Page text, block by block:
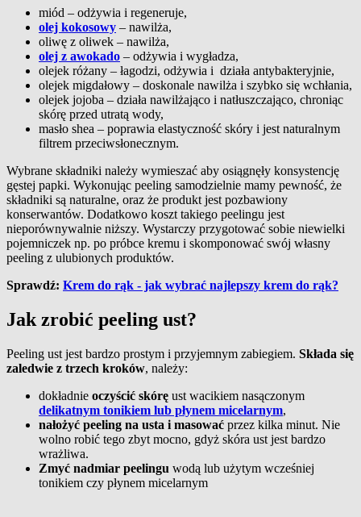
miód – odżywia i regeneruje,
olej kokosowy – nawilża,
oliwę z oliwek – nawilża,
olej z awokado – odżywia i wygładza,
olejek różany – łagodzi, odżywia i działa antybakteryjnie,
olejek migdałowy – doskonale nawilża i szybko się wchłania,
olejek jojoba – działa nawilżająco i natłuszczająco, chroniąc
skórę przed utratą wody,
masło shea – poprawia elastyczność skóry i jest naturalnym
filtrem przeciwsłonecznym.
Wybrane składniki należy wymieszać aby osiągnęły konsystencję
gęstej papki. Wykonując peeling samodzielnie mamy pewność, że
składniki są naturalne, oraz że produkt jest pozbawiony
konserwantów. Dodatkowo koszt takiego peelingu jest
nieporównywalnie niższy. Wystarczy przygotować sobie niewielki
pojemniczek np. po próbce kremu i skomponować swój własny
peeling z ulubionych produktów.
Sprawdź: Krem do rąk - jak wybrać najlepszy krem do rąk?
Jak zrobić peeling ust?
Peeling ust jest bardzo prostym i przyjemnym zabiegiem. Składa się
zaledwie z trzech kroków, należy:
dokładnie oczyścić skórę ust wacikiem nasączonym
delikatnym tonikiem lub płynem micelarnym,
nałożyć peeling na usta i masować przez kilka minut. Nie
wolno robić tego zbyt mocno, gdyż skóra ust jest bardzo
wrażliwa.
Zmyć nadmiar peelingu wodą lub użytym wcześniej
tonikiem czy płynem micelarnym